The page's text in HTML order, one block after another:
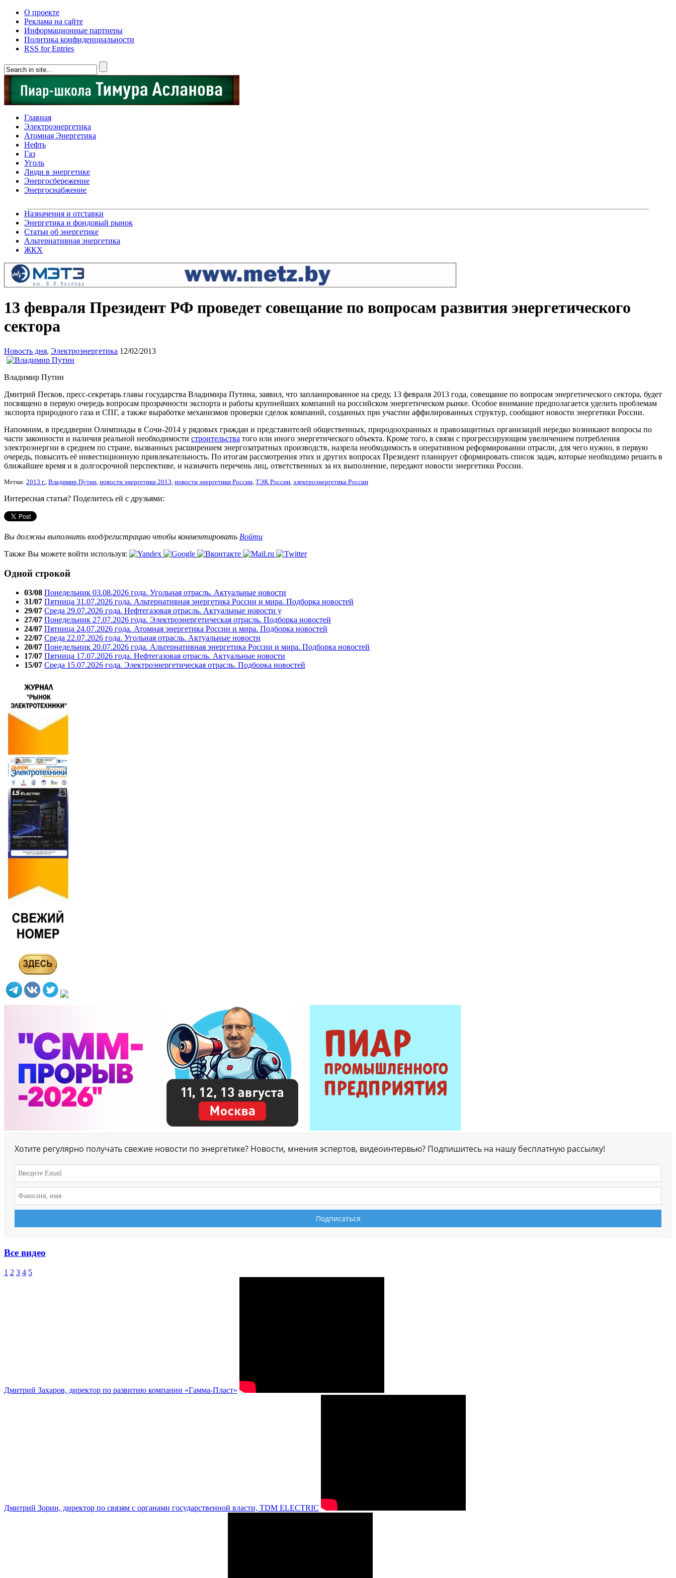
О проекте
Реклама на сайте
Информационные партнеры
Политика конфиденциальности
RSS for Entries
Главная
Электроэнергетика
Атомная Энергетика
Нефть
Газ
Уголь
Люди в энергетике
Энергосбережение
Энергоснабжение
Назначения и отставки
Энергетика и фондовый рынок
Статьи об энергетике
Альтернативная энергетика
ЖКХ
13 февраля Президент РФ проведет совещание по вопросам развития энергетического
сектора
Новость дня, Электроэнергетика 12/02/2013
Владимир Путин
Дмитрий Песков, пресс-секретарь главы государства Владимира Путина, заявил, что запланированное на среду, 13 февраля 2013 года, совещание по вопросам энергетического сектора, будет
посвящено в первую очередь вопросам прозрачности экспорта и работы крупнейших компаний на российском энергетическом рынке. Особое внимание предполагается уделить проблемам
экспорта природного газа и СПГ, а также выработке механизмов проверки сделок компаний, созданных при участии аффилированных структур, сообщают новости энергетики России.
Напомним, в преддверии Олимпиады в Сочи-2014 у рядовых граждан и представителей общественных, природоохранных и правозащитных организаций нередко возникают вопросы по
части законности и наличия реальной необходимости строительства того или иного энергетического объекта. Кроме того, в связи с прогрессирующим увеличением потребления
электроэнергии в среднем по стране, вызванных расширением энергозатратных производств, назрела необходимость в оперативном реформировании отрасли, для чего нужно, в первую
очередь, повысить её инвестиционную привлекательность. По итогам рассмотрения этих и других вопросах Президент планирует сформировать список задач, которые необходимо решить в
ближайшее время и в долгосрочной перспективе, и назначить перечень лиц, ответственных за их выполнение, передают новости энергетики России.
Метки: 2013 г., Владимир Путин, новости энергетики 2013, новости энергетики России, ТЭК России, электроэнергетика России
Интересная статья? Поделитесь ей с друзьями:
Вы должны выполнить вход/регистрацию чтобы комментировать Войти
Также Вы можете войти используя:
Одной строкой
03/08 Понедельник 03.08.2026 года. Угольная отрасль. Актуальные новости
31/07 Пятница 31.07.2026 года. Альтернативная энергетика России и мира. Подборка новостей
29/07 Среда 29.07.2026 года. Нефтегазовая отрасль. Актуальные новости у
27/07 Понедельник 27.07.2026 года. Электроэнергетическая отрасль. Подборка новостей
24/07 Пятница 24.07.2026 года. Атомная энергетика России и мира. Подборка новостей
22/07 Среда 22.07.2026 года. Угольная отрасль. Актуальные новости
20/07 Понедельник 20.07.2026 года. Альтернативная энергетика России и мира. Подборка новостей
17/07 Пятница 17.07.2026 года. Нефтегазовая отрасль. Актуальные новости
15/07 Среда 15.07.2026 года. Электроэнергетическая отрасль. Подборка новостей
Хотите регулярно получать свежие новости по энергетике? Новости, мнения эспертов, видеоинтервью? Подпишитесь на нашу бесплатную рассылку!
Все видео
1 2 3 4 5
Дмитрий Захаров, директор по развитию компании «Гамма-Пласт»
Дмитрий Зорин, директор по связям с органами государственной власти, TDM ELECTRIC